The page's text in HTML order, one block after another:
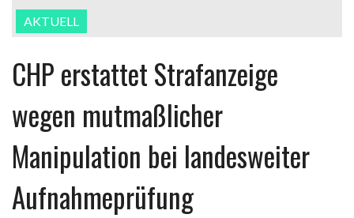
AKTUELL
CHP erstattet Strafanzeige
wegen mutmaßlicher
Manipulation bei landesweiter
Aufnahmeprüfung